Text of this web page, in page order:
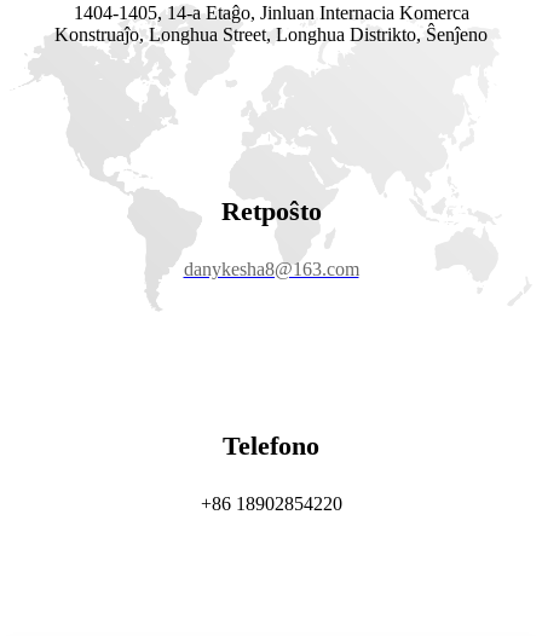
1404-1405, 14-a Etaĝo, Jinluan Internacia Komerca
Konstruaĵo, Longhua Street, Longhua Distrikto, Ŝenĵeno
Retpoŝto
danykesha8@163.com
Telefono
+86 18902854220